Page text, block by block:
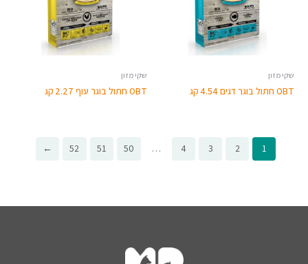
שקי מזון
OBT חתול בוגר דגים 4.54 קג
שקי מזון
OBT חתול בוגר עוף 2.27 קג
1
2
3
4
…
50
51
52
←